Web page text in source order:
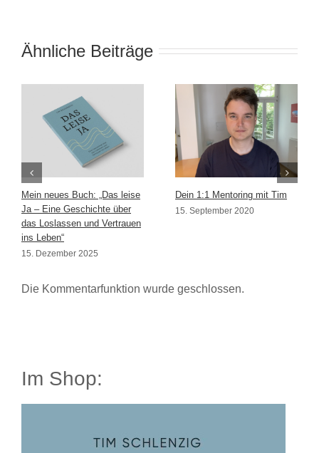
Ähnliche Beiträge
Mein neues Buch: „Das leise
Ja – Eine Geschichte über
das Loslassen und Vertrauen
ins Leben“
15. Dezember 2025
Dein 1:1 Mentoring mit Tim
15. September 2020
Die Kommentarfunktion wurde geschlossen.
Im Shop: